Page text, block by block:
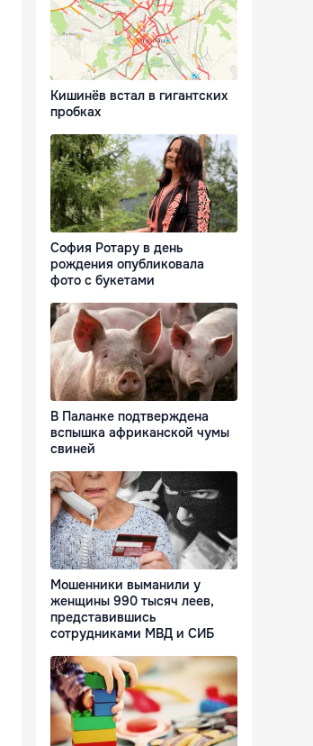
Кишинёв встал в гигантских
пробках
София Ротару в день
рождения опубликовала
фото с букетами
В Паланке подтверждена
вспышка африканской чумы
свиней
Мошенники выманили у
женщины 990 тысяч леев,
представившись
сотрудниками МВД и СИБ